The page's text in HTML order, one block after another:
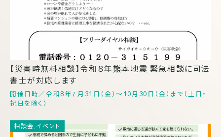
【災害時無料相談】令和８年熊本地震 緊急相談に司法
書士が対応します
令和8年７月31日（金）～10月30日（金）まで（土日・
祝日を除く）